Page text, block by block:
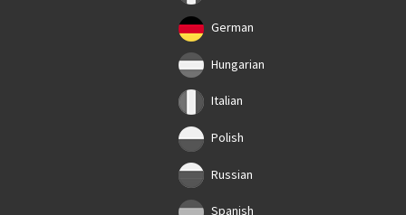
German
Hungarian
Italian
Polish
Russian
Spanish